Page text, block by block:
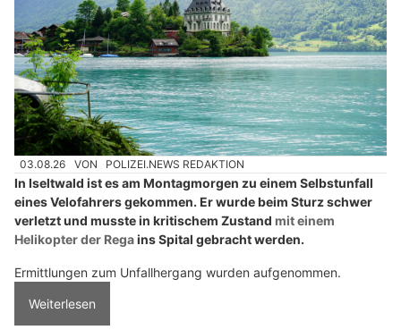
03.08.26 VON POLIZEI.NEWS REDAKTION
In Iseltwald ist es am Montagmorgen zu einem Selbstunfall
eines Velofahrers gekommen. Er wurde beim Sturz schwer
verletzt und musste in kritischem Zustand mit einem
Helikopter der Regains Spital gebracht werden.
Ermittlungen zum Unfallhergang wurden aufgenommen.
Weiterlesen